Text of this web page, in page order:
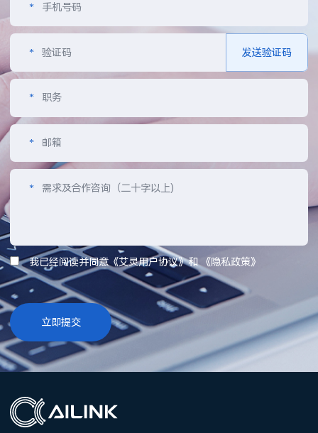
* 手机号码
* 验证码 发送验证码
* 职务
* 邮箱
* 需求及合作咨询（二十字以上)
我已经阅读并同意《艾灵用户协议》和 《隐私政策》